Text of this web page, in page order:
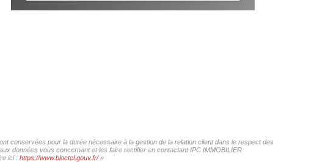
conservées pour la durée nécessaire à la gestion de la relation client dans le respect des
données vous concernant et les faire rectifier en contactant IPC IMMOBILIER
ici : https://www.bloctel.gouv.fr/»